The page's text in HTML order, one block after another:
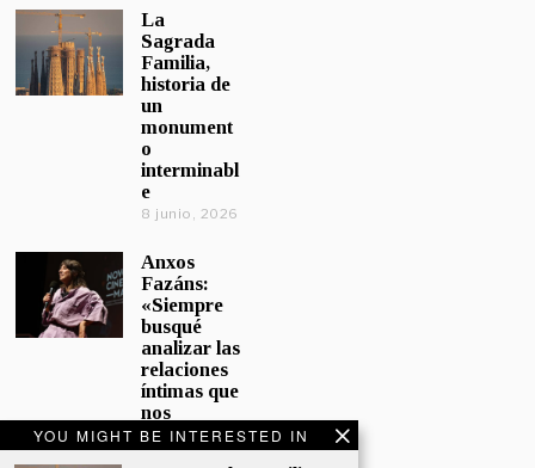
YOU MIGHT BE INTERESTED IN
La
Sagrada
Familia,
historia de
un
monument
o
interminabl
e
8 junio, 2026
Anxos
Fazáns:
«Siempre
busqué
analizar las
relaciones
íntimas que
nos
afectan»
5 junio, 2026